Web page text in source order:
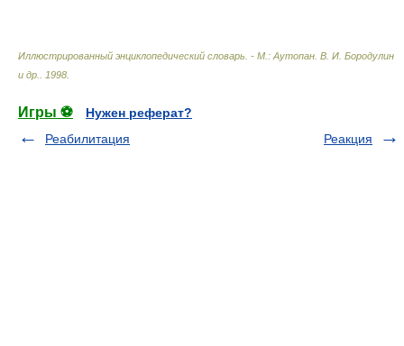
Иллюстрированный энциклопедический словарь. - М.: Аутопан В. И. Бородулин
и др.
1998
Игры ⚽
Нужен реферат?
Реабилитация
Реакция